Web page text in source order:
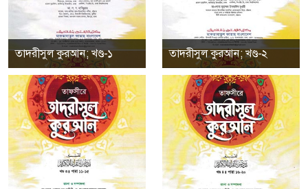
তাদরীসুল কুরআন; খণ্ড-১ তাদরীসুল কুরআন; খণ্ড-২